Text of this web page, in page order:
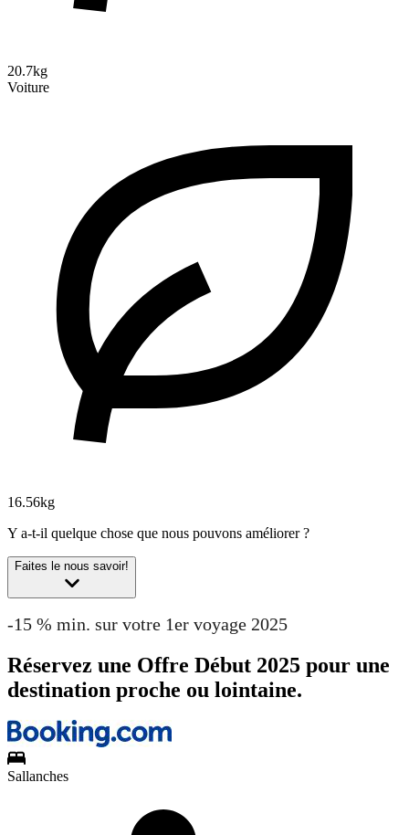
20.7kg
Voiture
16.56kg
Y a-t-il quelque chose que nous pouvons améliorer ?
Faites le nous savoir!
-15 % min. sur votre 1er voyage 2025
Réservez une Offre Début 2025 pour une
destination proche ou lointaine.
Sallanches